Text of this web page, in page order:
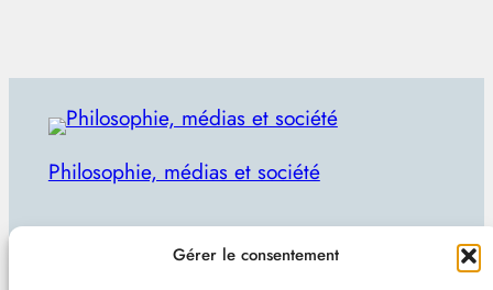
Gérer le consentement
Philosophie, médias et société